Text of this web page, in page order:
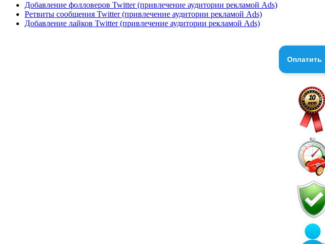
Добавление фолловеров Twitter (привлечение аудитории рекламой Ads)
Ретвиты сообщения Twitter (привлечение аудитории рекламой Ads)
Добавление лайков Twitter (привлечение аудитории рекламой Ads)
Оплатить